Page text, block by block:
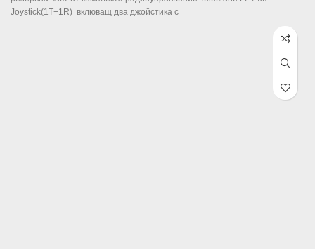
Joystick(1T+1R) вклюващ два джойстика с